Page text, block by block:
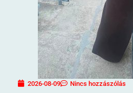
2026-08-09 Nincs hozzászólás